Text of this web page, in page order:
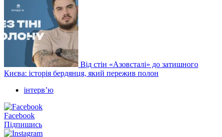
Від стін «Азовсталі» до затишного
Києва: історія бердянця, який пережив полон
інтервʼю
Facebook
Підпишись